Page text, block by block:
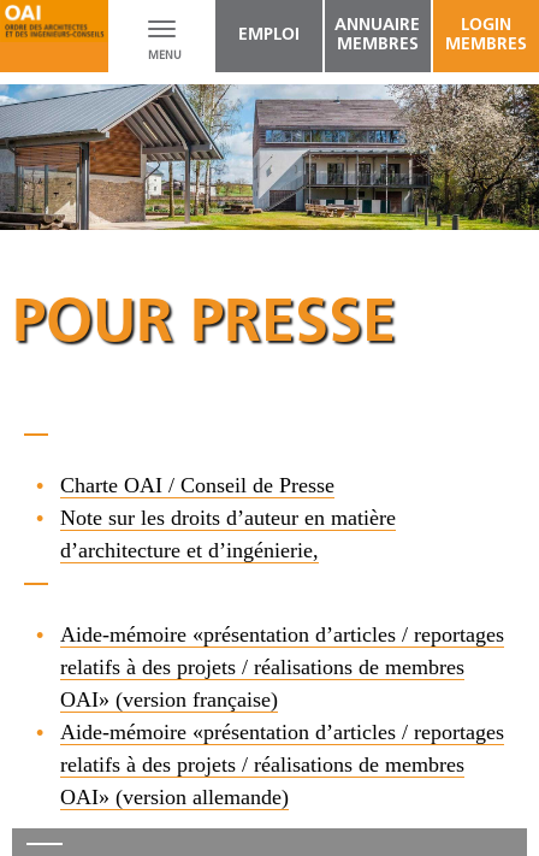
Toggle
navigation
MENU
EMPLOI
ANNUAIRE
MEMBRES
LOGIN
MEMBRES
POUR PRESSE
Charte OAI / Conseil de Presse
Note sur les droits d’auteur en matière
d’architecture et d’ingénierie,
Aide-mémoire «présentation d’articles / reportages
relatifs à des projets / réalisations de membres
OAI» (version française)
Aide-mémoire «présentation d’articles / reportages
relatifs à des projets / réalisations de membres
OAI» (version allemande)